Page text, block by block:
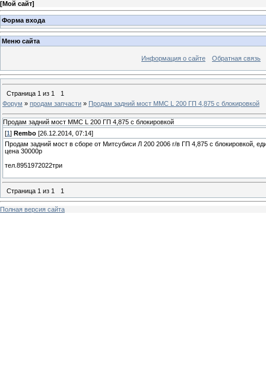
[Мой сайт]
Форма входа
Меню сайта
Информация о сайте Обратная связь
Страница 1 из 1
1
Форум » продам запчасти » Продам задний мост ММС L 200 ГП 4,875 с блокировкой
Продам задний мост ММС L 200 ГП 4,875 с блокировкой
[1 ] Rembo [26.12.2014, 07:14]
Продам задний мост в сборе от Митсубиси Л 200 2006 г/в ГП 4,875 с блокировкой,
цена 30000р
тел.8951972022три
Страница 1 из 1 1
Полная версия сайта